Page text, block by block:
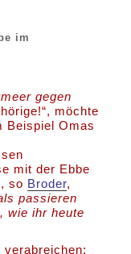
im
gegen
möchte
Beispiel Omas
mit der Ebbe
so Broder,
passieren
wie ihr heute